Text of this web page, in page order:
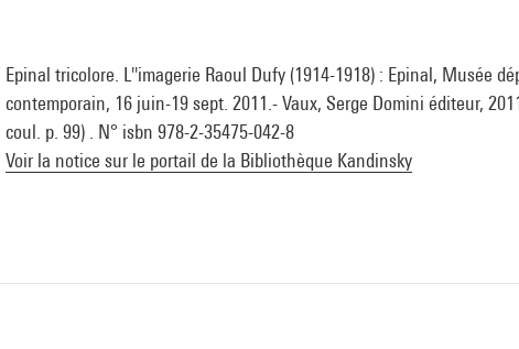
Epinal tricolore. L''imagerie Raoul Dufy (1914-1918) : Epinal, Musée
contemporain, 16 juin-19 sept. 2011.- Vaux, Serge Domini éditeur,
coul. p. 99) . N° isbn 978-2-35475-042-8
Voir la notice sur le portail de la Bibliothèque Kandinsky